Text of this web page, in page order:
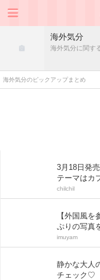
海外気分
海外気分に関す
海外気分のピックアップまとめ
3月18日発
テーマはカ
chilchil
【外国風
ぷりの写真
imuyam
静かな大人
チェック♡